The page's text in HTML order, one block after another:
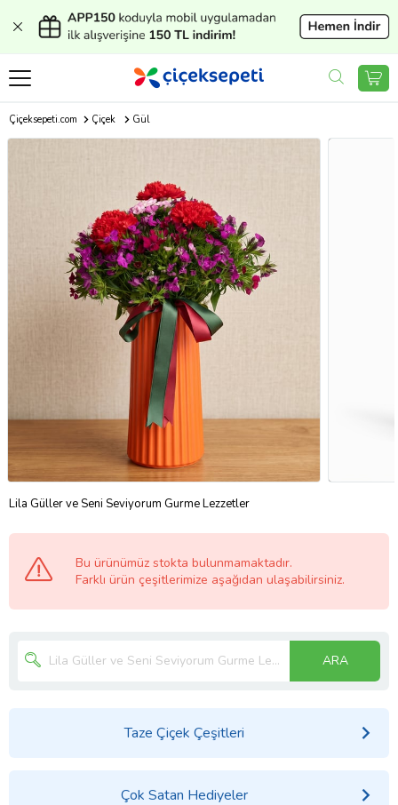
Çiçeksepeti.com Çiçek Gül
Lila Güller ve Seni Seviyorum Gurme Lezzetler
Bu ürünümüz stokta bulunmamaktadır.
Farklı ürün çeşitlerimize aşağıdan ulaşabilirsiniz.
ARA
Taze Çiçek Çeşitleri
Çok Satan Hediyeler